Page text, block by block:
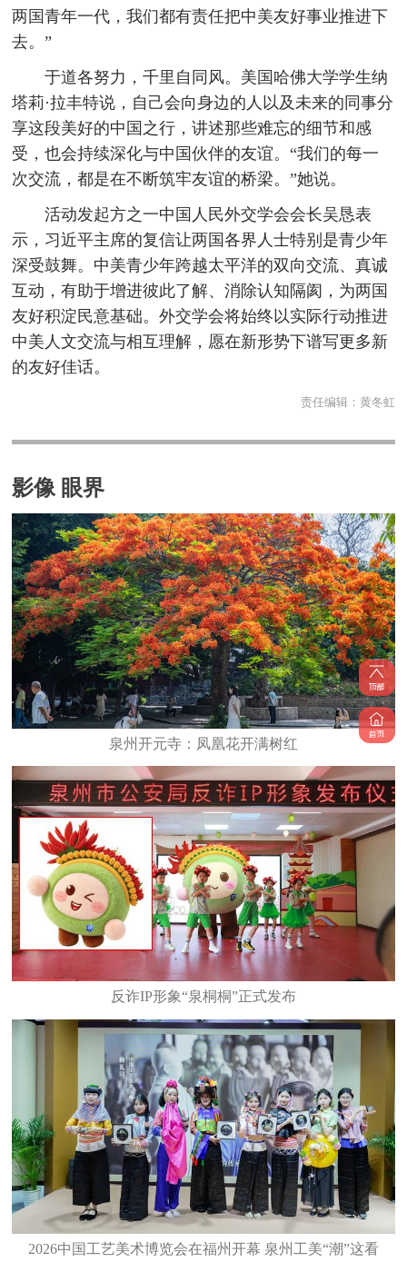
两国青年一代，我们都有责任把中美友好事业推进下
去。”
于道各努力，千里自同风。美国哈佛大学学生纳
塔莉·拉丰特说，自己会向身边的人以及未来的同事分
享这段美好的中国之行，讲述那些难忘的细节和感
受，也会持续深化与中国伙伴的友谊。“我们的每一
次交流，都是在不断筑牢友谊的桥梁。”她说。
活动发起方之一中国人民外交学会会长吴恳表
示，习近平主席的复信让两国各界人士特别是青少年
深受鼓舞。中美青少年跨越太平洋的双向交流、真诚
互动，有助于增进彼此了解、消除认知隔阂，为两国
友好积淀民意基础。外交学会将始终以实际行动推进
中美人文交流与相互理解，愿在新形势下谱写更多新
的友好佳话。
责任编辑： 黄冬虹
影像 眼界
泉州开元寺：凤凰花开满树红
反诈IP形象“泉桐桐”正式发布
2026中国工艺美术博览会在福州开幕 泉州工美“潮”这看